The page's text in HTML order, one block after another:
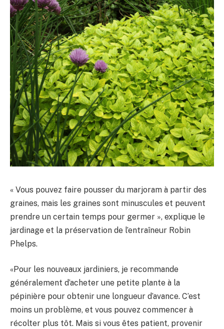
« Vous pouvez faire pousser du marjoram à partir des
graines, mais les graines sont minuscules et peuvent
prendre un certain temps pour germer », explique le
jardinage et la préservation de l’entraîneur Robin
Phelps.
«Pour les nouveaux jardiniers, je recommande
généralement d’acheter une petite plante à la
pépinière pour obtenir une longueur d’avance. C’est
moins un problème, et vous pouvez commencer à
récolter plus tôt. Mais si vous êtes patient, provenir